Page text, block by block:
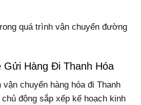
quá trình vận chuyển đường
Gửi Hàng Đi Thanh Hóa
chuyển hàng hóa đi Thanh
động sắp xếp kế hoạch kinh